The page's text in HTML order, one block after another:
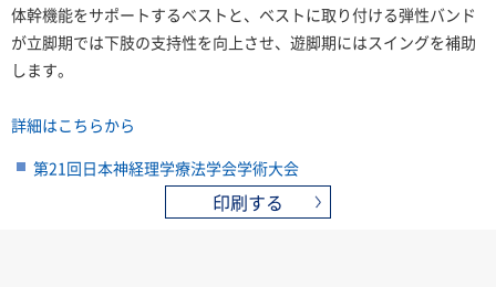
体幹機能をサポートするベストと、ベストに取り付ける弾性バンド
が立脚期では下肢の支持性を向上させ、遊脚期にはスイングを補助
します。
詳細はこちらから
第21回日本神経理学療法学会学術大会
印刷する